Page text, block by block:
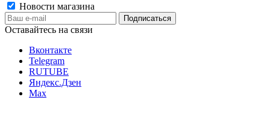
Новости магазина
Оставайтесь на связи
Вконтакте
Telegram
RUTUBE
Яндекс.Дзен
Max